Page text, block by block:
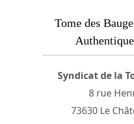
Tome des
Syndicat de la
8 rue
73630 Le